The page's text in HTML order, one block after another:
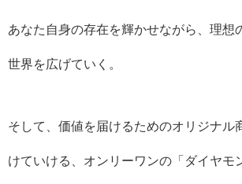
あなた自身の存在を輝かせながら、理想
世界を広げていく。
そして、価値を届けるためのオリジナル
けていける、オンリーワンの「ダイヤモ